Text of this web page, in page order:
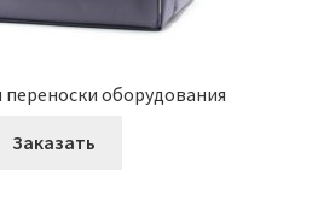
оборудования
Заказать